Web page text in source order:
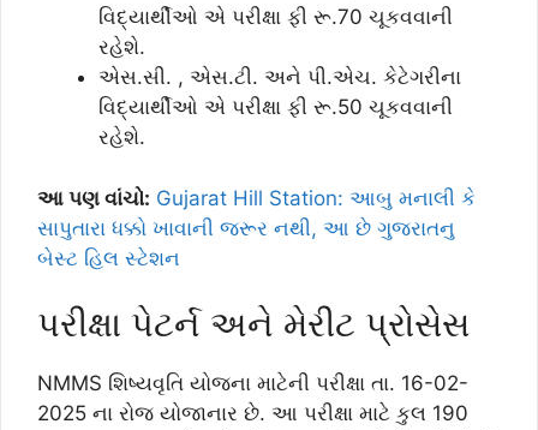
વિદ્યાર્થીઓ એ પરીક્ષા ફી રૂ.70 ચૂકવવાની
રહેશે.
એસ.સી. , એસ.ટી. અને પી.એચ. કેટેગરીના
વિદ્યાર્થીઓ એ પરીક્ષા ફી રૂ.50 ચૂકવવાની
રહેશે.
આ પણ વાંચો: Gujarat Hill Station: આબુ મનાલી કે
સાપુતારા ધક્કો ખાવાની જરૂર નથી, આ છે ગુજરાતનુ
બેસ્ટ હિલ સ્ટેશન
પરીક્ષા પેટર્ન અને મેરીટ પ્રોસેસ
NMMS શિષ્યવૃતિ યોજના માટેની પરીક્ષા તા. 16-02-
2025 ના રોજ યોજાનાર છે. આ પરીક્ષા માટે કુલ 190